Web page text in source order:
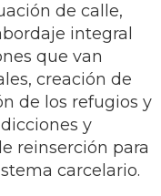
de calle,
integral
que van
creación de
de los refugios y
y
reinserción para
carcelario.